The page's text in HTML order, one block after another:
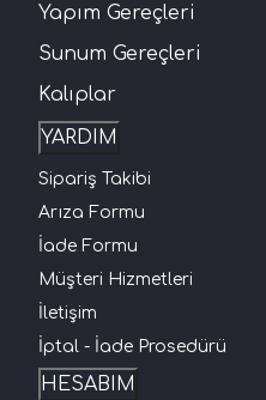
Yapım Gereçleri
Sunum Gereçleri
Kalıplar
YARDIM
Sipariş Takibi
Arıza Formu
İade Formu
Müşteri Hizmetleri
İletişim
İptal - İade Prosedürü
HESABIM